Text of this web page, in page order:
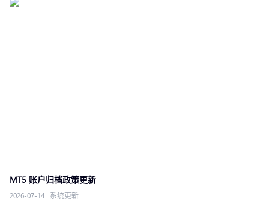
MT5 账户归档政策更新
2026-07-14 | 系统更新